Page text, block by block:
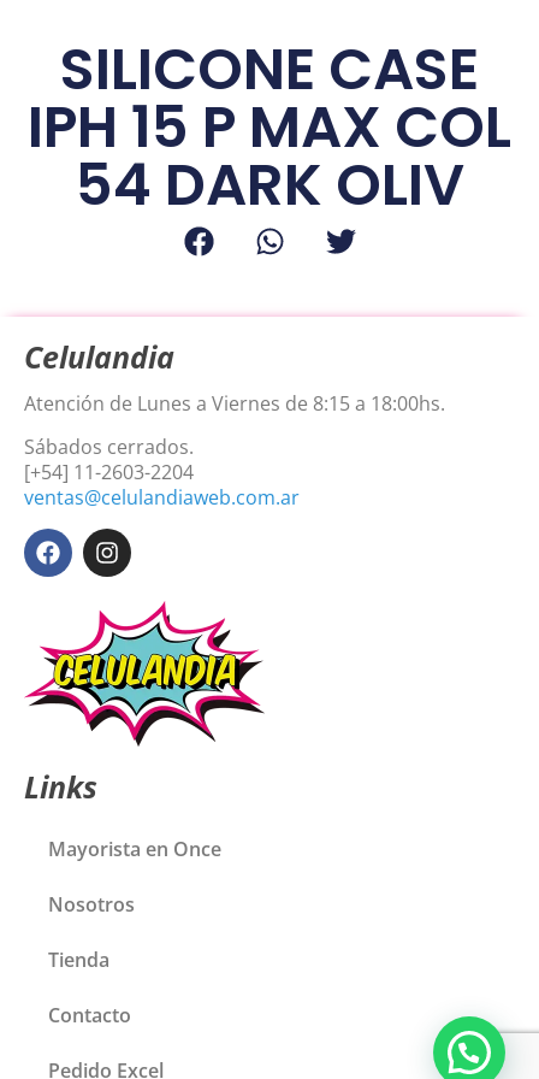
SILICONE CASE
IPH 15 P MAX COL
54 DARK OLIV
Celulandia
Atención de Lunes a Viernes de 8:15 a 18:00hs.
Sábados cerrados.
[+54] 11-2603-2204
ventas@celulandiaweb.com.ar
Links
Mayorista en Once
Nosotros
Tienda
Contacto
Pedido Excel